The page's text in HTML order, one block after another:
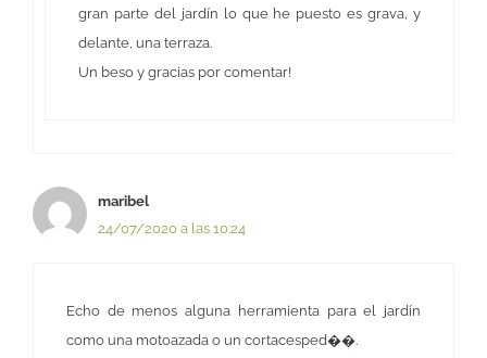
gran parte del jardín lo que he puesto es grava, y
delante, una terraza.
Un beso y gracias por comentar!
maribel
24/07/2020 a las 10:24
Echo de menos alguna herramienta para el jardín
como una motoazada o un cortacesped��.